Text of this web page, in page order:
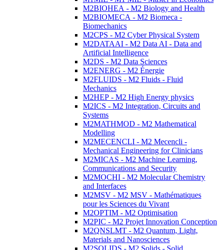
M2BIOHEA - M2 Biology and Health
M2BIOMECA - M2 Biomeca -
Biomechanics
M2CPS - M2 Cyber Physical System
M2DATAAI - M2 Data AI - Data and
Artificial Intelligence
M2DS - M2 Data Sciences
M2ENERG - M2 Énergie
M2FLUIDS - M2 Fluids - Fluid
Mechanics
M2HEP - M2 High Energy physics
M2ICS - M2 Integration, Circuits and
Systems
M2MATHMOD - M2 Mathematical
Modelling
M2MECENCLI - M2 Mecencli -
Mechanical Engineering for Clinicians
M2MICAS - M2 Machine Learning,
Communications and Security
M2MOCHI - M2 Molecular Chemistry
and Interfaces
M2MSV - M2 MSV - Mathématiques
pour les Sciences du Vivant
M2OPTIM - M2 Optimisation
M2PIC - M2 Projet Innovation Conception
M2QNSLMT - M2 Quantum, Light,
Materials and Nanosciences
M2SOLIDS - M2 Solids - Solid